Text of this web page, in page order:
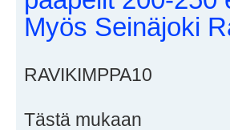
Myös Seinäjoki
RAVIKIMPPA10
Tästä mukaan